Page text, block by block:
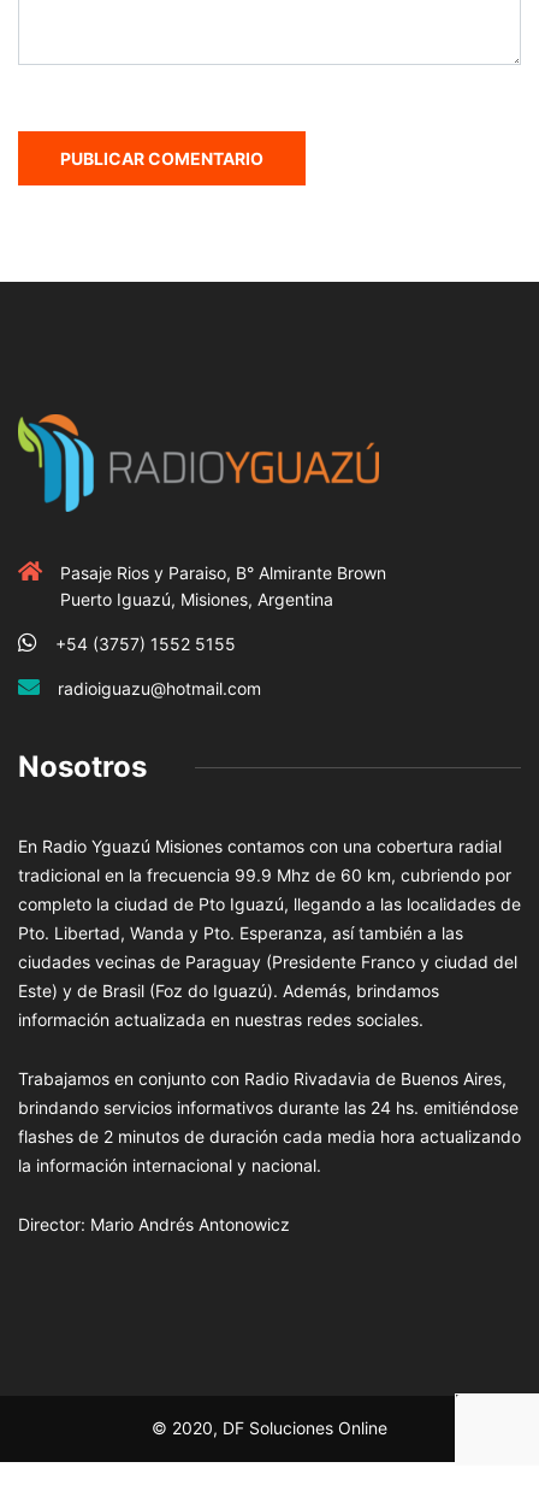
Pasaje Rios y Paraiso, B° Almirante Brown
Puerto Iguazú, Misiones, Argentina
+54 (3757) 1552 5155
radioiguazu@hotmail.com
Nosotros
En Radio Yguazú Misiones contamos con una cobertura radial
tradicional en la frecuencia 99.9 Mhz de 60 km, cubriendo por
completo la ciudad de Pto Iguazú, llegando a las localidades de
Pto. Libertad, Wanda y Pto. Esperanza, así también a las
ciudades vecinas de Paraguay (Presidente Franco y ciudad del
Este) y de Brasil (Foz do Iguazú). Además, brindamos
información actualizada en nuestras redes sociales.
Trabajamos en conjunto con Radio Rivadavia de Buenos Aires,
brindando servicios informativos durante las 24 hs. emitiéndose
flashes de 2 minutos de duración cada media hora actualizando
la información internacional y nacional.
Director: Mario Andrés Antonowicz
© 2020, DF Soluciones Online